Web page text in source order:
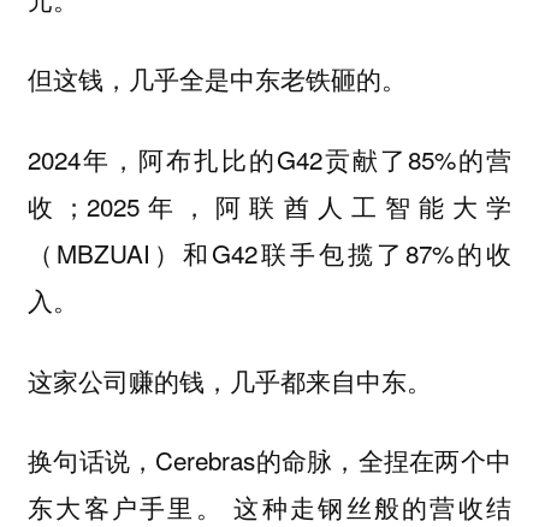
但这钱，几乎全是中东老铁砸的。
2024年，阿布扎比的G42贡献了85%的营
收；2025年，阿联酋人工智能大学
（MBZUAI）和G42联手包揽了87%的收
入。
这家公司赚的钱，几乎都来自中东。
换句话说，Cerebras的命脉，全捏在两个中
东大客户手里。 这种走钢丝般的营收结